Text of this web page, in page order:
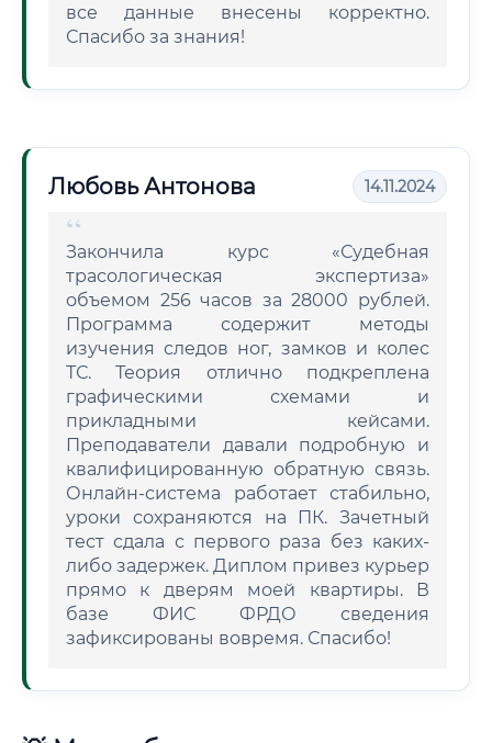
все данные внесены корректно.
Спасибо за знания!
Любовь Антонова 14.11.2024
Закончила курс «Судебная
трасологическая экспертиза»
объемом 256 часов за 28000 рублей.
Программа содержит методы
изучения следов ног, замков и колес
ТС. Теория отлично подкреплена
графическими схемами и
прикладными кейсами.
Преподаватели давали подробную и
квалифицированную обратную связь.
Онлайн-система работает стабильно,
уроки сохраняются на ПК. Зачетный
тест сдала с первого раза без каких-
либо задержек. Диплом привез курьер
прямо к дверям моей квартиры. В
базе ФИС ФРДО сведения
зафиксированы вовремя. Спасибо!